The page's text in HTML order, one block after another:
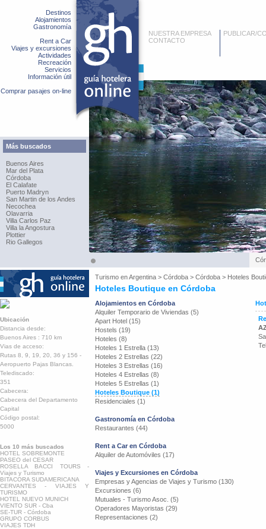
Destinos
Alojamientos
Gastronomía
Rent a Car
Viajes y excursiones
Actividades
Recreación
Servicios
Información útil
Comprar pasajes on-line
Más buscados
Buenos Aires
Mar del Plata
Córdoba
El Calafate
Puerto Madryn
San Martin de los Andes
Necochea
Olavarria
Villa Carlos Paz
Villa la Angostura
Plottier
Rio Gallegos
NUESTRA EMPRESA
CONTACTO
PUBLICAR/
Turismo enArgentina > Córdoba > Córdoba > Hoteles
Hoteles Boutique en Córdoba
Ubicación
Distancia desde:
Buenos Aires : 710 km
Vias de acceso:
Rutas 8, 9, 19, 20, 36 y 156 -
Aeropuerto Pajas Blancas.
Telediscado:
351
Cabecera:
Cabecera del Departamento
Capital
Código postal:
5000
Los 10 más buscados
HOTEL SOBREMONTE
PASEO del CESAR
ROSELLA BACCI TOURS -
Viajes y Turismo
BITACORA SUDAMERICANA
CERVANTES - VIAJES Y
TURISMO
HOTEL NUEVO MUNICH
VIENTO SUR - Cba
SE-TUR - Córdoba
GRUPO CORBUS
VIAJES TDH
Alojamientos en Córdoba
Alquiler Temporario de Viviendas (5)
Apart Hotel (15)
Hostels (19)
Hoteles (8)
Hoteles 1 Estrella (13)
Hoteles 2 Estrellas (22)
Hoteles 3 Estrellas (16)
Hoteles 4 Estrellas (8)
Hoteles 5 Estrellas (1)
Hoteles Boutique (1)
Residenciales (1)
Gastronomía en Córdoba
Restaurantes (44)
Rent a Car en Córdoba
Alquiler de Automóviles (17)
Viajes y Excursiones en Córdoba
Empresas y Agencias de Viajes y Turismo (130)
Excursiones (6)
Mutuales - Turismo Asoc. (5)
Operadores Mayoristas (29)
Representaciones (2)